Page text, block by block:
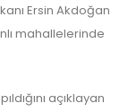
Ersin Akdoğan
mahallelerinde
açıklayan